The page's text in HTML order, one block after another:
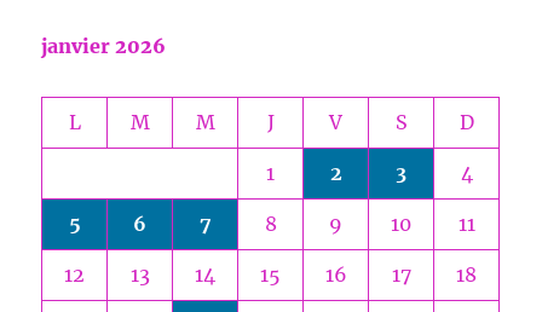
janvier 2026
L M M J V S D
1 2 3 4
5 6 7 8 9 10 11
12 13 14 15 16 17 18